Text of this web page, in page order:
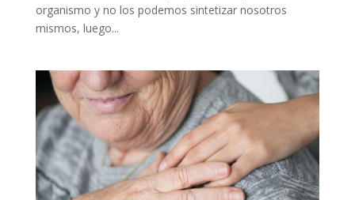
organismo y no los podemos sintetizar nosotros
mismos, luego...